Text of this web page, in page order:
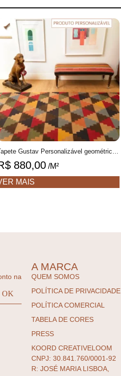
880,00 /M²
MAIS
na
A MARCA
QUEM SOMOS
POLÍTICA DE PRIVACIDADE
POLÍTICA COMERCIAL
TABELA DE CORES
PRESS
KOORD CREATIVELOOM
CNPJ: 30.841.760/0001-92
R: JOSÉ MARIA LISBOA,